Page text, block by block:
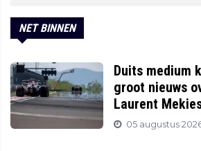
NET BINNEN
Duits medium
groot nieuws
Laurent
05 augustus